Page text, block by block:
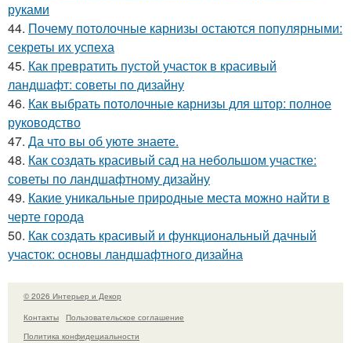
руками
44. Почему потолочные карнизы остаются популярными:
секреты их успеха
45. Как превратить пустой участок в красивый
ландшафт: советы по дизайну
46. Как выбрать потолочные карнизы для штор: полное
руководство
47. Да что вы об уюте знаете.
48. Как создать красивый сад на небольшом участке:
советы по ландшафтному дизайну
49. Какие уникальные природные места можно найти в
черте города
50. Как создать красивый и функциональный дачный
участок: основы ландшафтного дизайна
© 2026 Интерьер и Декор
Контакты
Пользовательское соглашение
Политика конфидециальности